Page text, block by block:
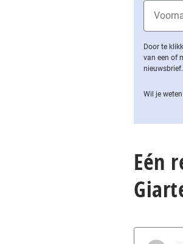
Door te
van een of
nieuwsbrief.
Wil je
Eén